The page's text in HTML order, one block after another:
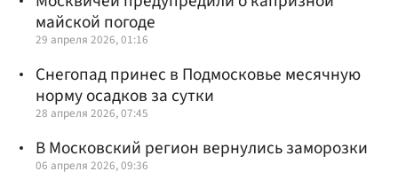
майской погоде
29 апреля 2026, 01:16
Снегопад принес в Подмосковье месячную
норму осадков за сутки
28 апреля 2026, 07:45
В Московский регион вернулись заморозки
06 апреля 2026, 09:36